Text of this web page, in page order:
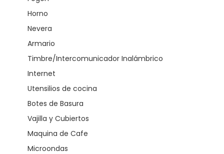
Horno
Nevera
Armario
Timbre/Intercomunicador Inalámbrico
Internet
Utensilios de cocina
Botes de Basura
Vajilla y Cubiertos
Maquina de Cafe
Microondas